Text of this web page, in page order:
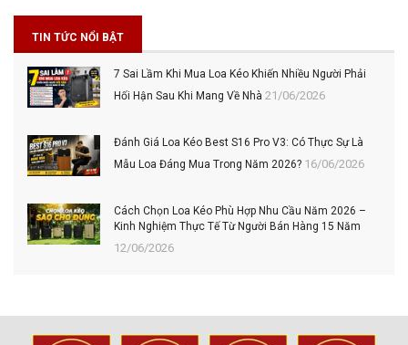
TIN TỨC NỔI BẬT
7 Sai Lầm Khi Mua Loa Kéo Khiến Nhiều Người Phải
Hối Hận Sau Khi Mang Về Nhà 21/06/2026
Đánh Giá Loa Kéo Best S16 Pro V3: Có Thực Sự Là
Mẫu Loa Đáng Mua Trong Năm 2026? 16/06/2026
Cách Chọn Loa Kéo Phù Hợp Nhu Cầu Năm 2026 –
Kinh Nghiệm Thực Tế Từ Người Bán Hàng 15 Năm
12/06/2026